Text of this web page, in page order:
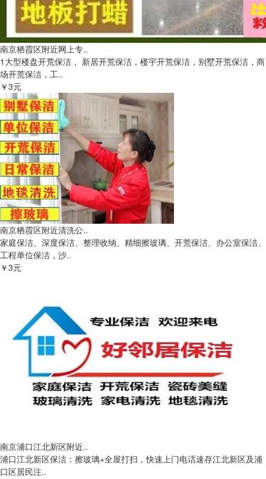
南京栖霞区附近网上专..
1大型楼盘开荒保洁， 新居开荒保洁，楼宇开荒保洁，别墅开荒保洁，商
场开荒保洁，工..
￥3元
南京栖霞区附近清洗公..
家庭保洁、深度保洁、整理收纳、精细擦玻璃、开荒保洁、办公室保洁、
工程单位保洁，沙..
￥3元
南京浦口江北新区附近..
浦口江北新区保洁：擦玻璃+全屋打扫，快速上门电话速存​ 江北新区及浦
口区居民注..